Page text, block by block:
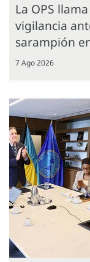
La OPS
vigilancia
sarampión
7 Ago 2026